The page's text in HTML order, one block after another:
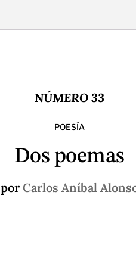
NÚMERO 33
POESÍA
Dos poemas
por Carlos Aníbal